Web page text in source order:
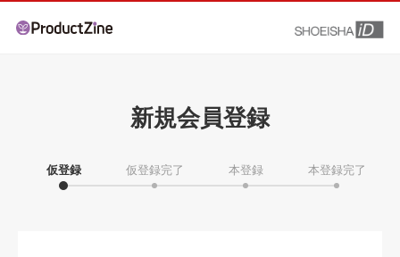
新規会員登録
仮登録 仮登録完了 本登録 本登録完了